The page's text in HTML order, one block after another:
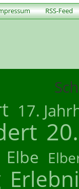
RSS-Feed
17.
Elbe